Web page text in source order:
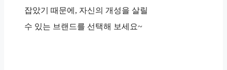
잡았기 때문에, 자신의 개성을 살릴
수 있는 브랜드를 선택해 보세요~